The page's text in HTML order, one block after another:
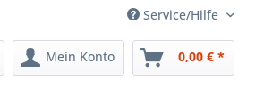
Service/Hilfe
Mein Konto 0,00 € *